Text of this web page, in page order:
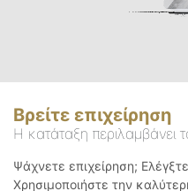
Βρείτε επιχείρηση
Η κατάταξη περιλαμβάνει
Ψάχνετε επιχείρηση;
Χρησιμοποιήστε την